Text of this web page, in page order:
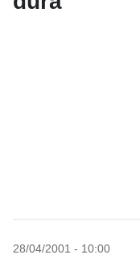
28/04/2001 - 10:00